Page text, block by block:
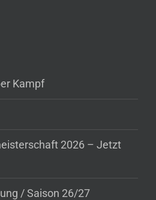
Kampf
2026 – Jetzt
/ Saison 26/27